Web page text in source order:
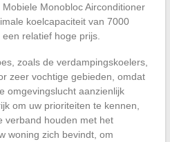
Monobloc Airconditioner
koelcapaciteit van 7000
relatief hoge prijs.
zoals de verdampingskoelers,
zeer vochtige gebieden, omdat
omgevingslucht aanzienlijk
om uw prioriteiten te kennen,
verband houden met het
woning zich bevindt, om